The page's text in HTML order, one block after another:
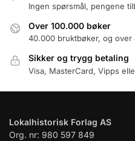
Ingen spørsmål, pengene
Over 100.000 bøker
40.000 bruktbøker, og
Sikker og trygg betaling
Visa, MasterCard, Vipps
Lokalhistorisk Forlag AS
Org. nr: 980 597 849